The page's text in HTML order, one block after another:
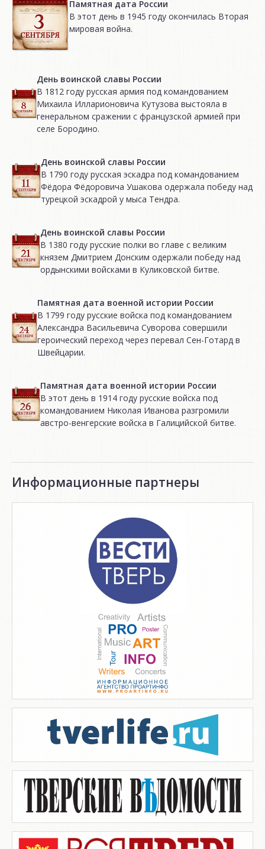
Памятная дата России
В этот день в 1945 году окончилась Вторая
мировая война.
День воинской славы России
В 1812 году русская армия под командованием
Михаила Илларионовича Кутузова выстояла в
генеральном сражении с французской армией при
селе Бородино.
День воинской славы России
В 1790 году русская эскадра под командованием
Фёдора Фёдоровича Ушакова одержала победу над
турецкой эскадрой у мыса Тендра.
День воинской славы России
В 1380 году русские полки во главе с великим
князем Дмитрием Донским одержали победу над
ордынскими войсками в Куликовской битве.
Памятная дата военной истории России
В 1799 году русские войска под командованием
Александра Васильевича Суворова совершили
героический переход через перевал Сен-Готард в
Швейцарии.
Памятная дата военной истории России
В этот день в 1914 году русские войска под
командованием Николая Иванова разгромили
австро-венгерские войска в Галицийской битве.
Информационные партнеры